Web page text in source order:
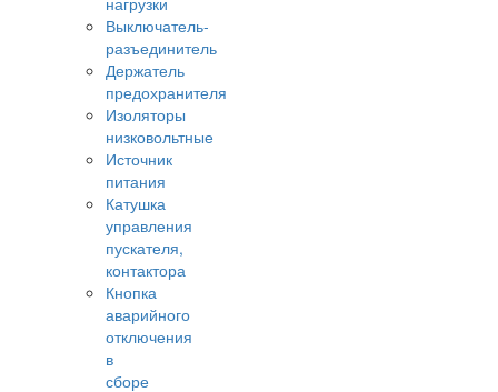
Выключатель-
разъединитель
Держатель
предохранителя
Изоляторы
низковольтные
Источник
питания
Катушка
управления
пускателя,
контактора
Кнопка
аварийного
отключения
в
сборе